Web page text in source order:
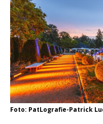
Foto: PatLografie-Patrick